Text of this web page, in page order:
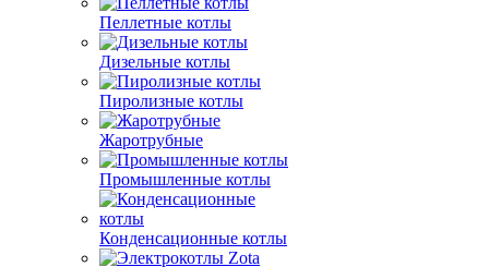
Пеллетные котлы
Дизельные котлы
Пиролизные котлы
Жаротрубные
Промышленные котлы
Конденсационные котлы